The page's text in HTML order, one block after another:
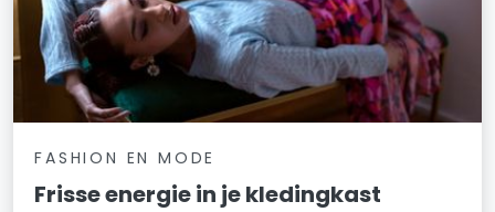
FASHION EN MODE
Frisse energie in je kledingkast